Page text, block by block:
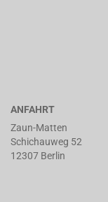
ANFAHRT
Zaun-Matten
Schichauweg 52
12307 Berlin